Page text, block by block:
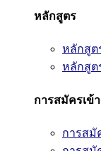
หลักสูตร
หลักสูต
หลักสูต
การสมัครเข้
การส